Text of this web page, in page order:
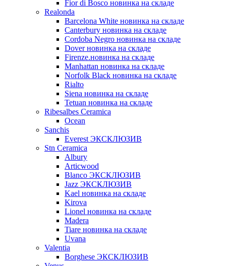
Fior di Bosco новинка на складе
Realonda
Barсelona White новинка на складе
Canterbury новинка на складе
Cordoba Negro новинка на складе
Dover новинка на складе
Firenze.новинка на складе
Manhattan новинка на складе
Norfolk Black новинка на складе
Rialto
Siena новинка на складе
Tetuan новинка на складе
Ribesalbes Ceramica
Ocean
Sanchis
Everest ЭКСКЛЮЗИВ
Stn Ceramica
Albury
Articwood
Blanco ЭКСКЛЮЗИВ
Jazz ЭКСКЛЮЗИВ
Kael новинка на складе
Kirova
Lionel новинка на складе
Madera
Tiare новинка на складе
Uvana
Valentia
Borghese ЭКСКЛЮЗИВ